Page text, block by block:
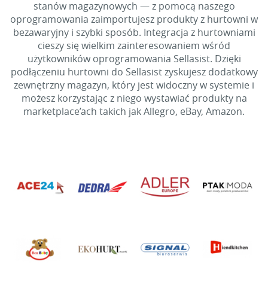
stanów magazynowych — z pomocą naszego
oprogramowania zaimportujesz produkty z hurtowni w
bezawaryjny i szybki sposób. Integracja z hurtowniami
cieszy się wielkim zainteresowaniem wśród
użytkowników oprogramowania Sellasist. Dzięki
podłączeniu hurtowni do Sellasist zyskujesz dodatkowy
zewnętrzny magazyn, który jest widoczny w systemie i
możesz korzystając z niego wystawiać produkty na
marketplace’ach takich jak Allegro, eBay, Amazon.